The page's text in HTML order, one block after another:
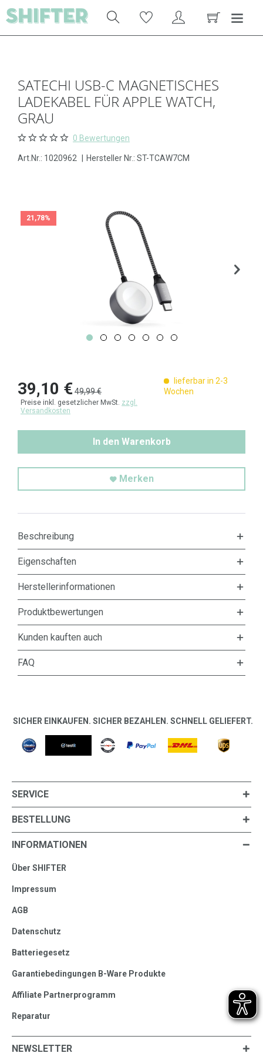
SATECHI USB-C MAGNETISCHES
LADEKABEL FÜR APPLE WATCH,
GRAU
0 Bewertungen
Art.Nr.: 1020962 Hersteller Nr.: ST-TCAW7CM
21,78%
39,10 €49,99 €
Preise inkl. gesetzlicher MwSt. zzgl.
Versandkosten
lieferbar in 2-3
Wochen
In den Warenkorb
Merken
Beschreibung
Eigenschaften
Herstellerinformationen
Produktbewertungen
Kunden kauften auch
FAQ
SICHER EINKAUFEN. SICHER BEZAHLEN. SCHNELL GELIEFERT.
SERVICE
BESTELLUNG
INFORMATIONEN
Über SHIFTER
Impressum
AGB
Datenschutz
Batteriegesetz
Garantiebedingungen B-Ware Produkte
Affiliate Partnerprogramm
Reparatur
NEWSLETTER